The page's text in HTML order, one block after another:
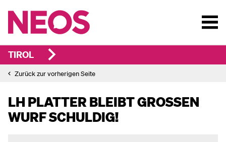
TIROL
Zurück zur vorherigen Seite
LH PLATTER BLEIBT GROSSEN W
URF SCHULDIG!